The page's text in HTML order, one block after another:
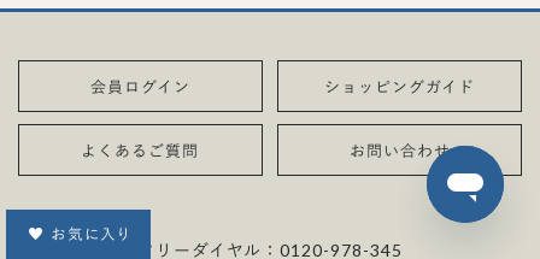
お気に入り
会員ログイン ショッピングガイド
よくあるご質問 お問い合わせ
フリーダイヤル：0120-978-345